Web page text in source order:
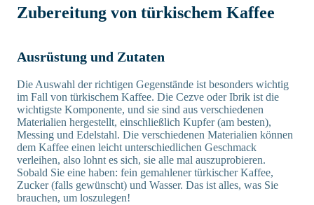
Zubereitung von türkischem Kaffee
Ausrüstung und Zutaten
Die Auswahl der richtigen Gegenstände ist besonders wichtig
im Fall von türkischem Kaffee. Die Cezve oder Ibrik ist die
wichtigste Komponente, und sie sind aus verschiedenen
Materialien hergestellt, einschließlich Kupfer (am besten),
Messing und Edelstahl. Die verschiedenen Materialien können
dem Kaffee einen leicht unterschiedlichen Geschmack
verleihen, also lohnt es sich, sie alle mal auszuprobieren.
Sobald Sie eine haben: fein gemahlener türkischer Kaffee,
Zucker (falls gewünscht) und Wasser. Das ist alles, was Sie
brauchen, um loszulegen!